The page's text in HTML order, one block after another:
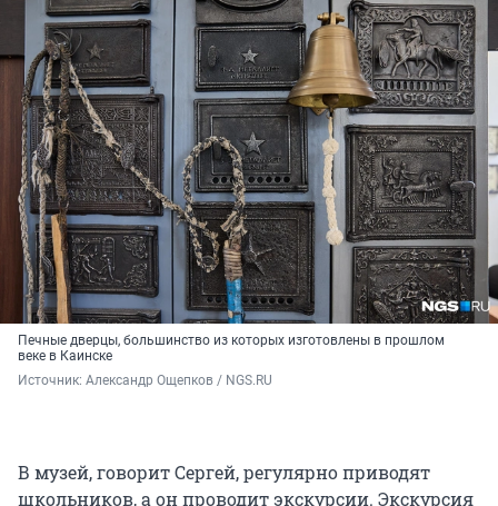
Печные дверцы, большинство из которых изготовлены в прошлом
веке в Каинске
Источник: Александр Ощепков / NGS.RU
В музей, говорит Сергей, регулярно приводят
школьников, а он проводит экскурсии. Экскурсия